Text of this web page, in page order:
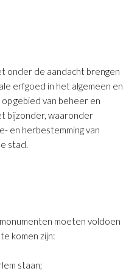
onder de aandacht brengen
erfgoed in het algemeen en
gebied van beheer en
bijzonder, waaronder
en herbestemming van
stad.
moeten voldoen
komen zijn:
staan;